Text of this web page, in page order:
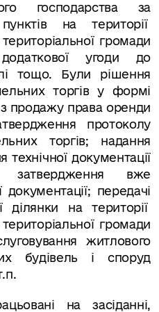
господарства за
пунктів натериторії
територіальної громади
угоди до
тощо. Були рішення
торгів у формі
продажу права оренди
протоколу
торгів; надання
документації
вже
документації; передачі
ділянки на території
територіальної громади
житлового
будівель і споруд
на засіданні,